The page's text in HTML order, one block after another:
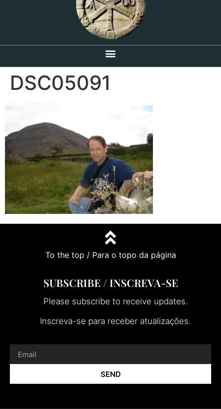
DSC05091
To the top / Para o topo da página
SUBSCRIBE / INSCREVA-SE
Please subscribe to receive updates.
Inscreva-se para receber atualizações.
SEND